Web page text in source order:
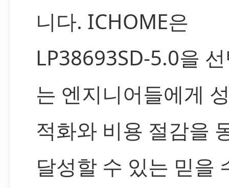
니다. ICHOME은
LP38693SD-5.0을
는 엔지니어들에게
적화와 비용 절감을
달성할 수 있는 믿을